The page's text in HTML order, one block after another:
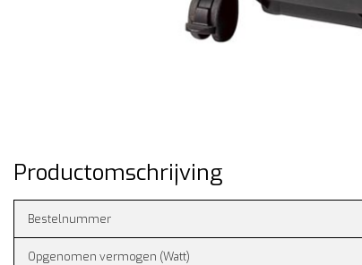
Productomschrijving
Bestelnummer
Opgenomen vermogen (Watt)